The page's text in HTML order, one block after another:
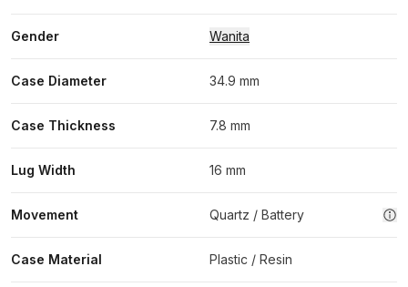
Gender Wanita
Case Diameter 34.9 mm
Case Thickness 7.8 mm
Lug Width 16 mm
Movement Quartz / Battery
Case Material Plastic / Resin